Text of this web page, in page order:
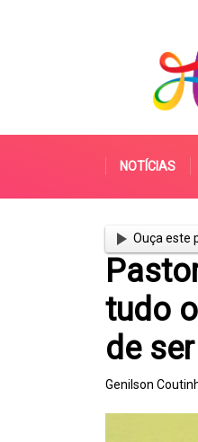
NOTÍCIAS
Ouça este
tudo
de
Genilson